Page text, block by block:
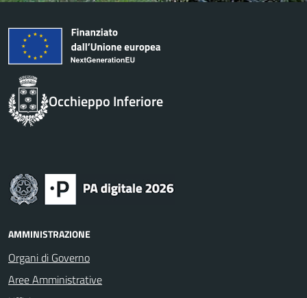
Occhieppo Inferiore
AMMINISTRAZIONE
Organi di Governo
Aree Amministrative